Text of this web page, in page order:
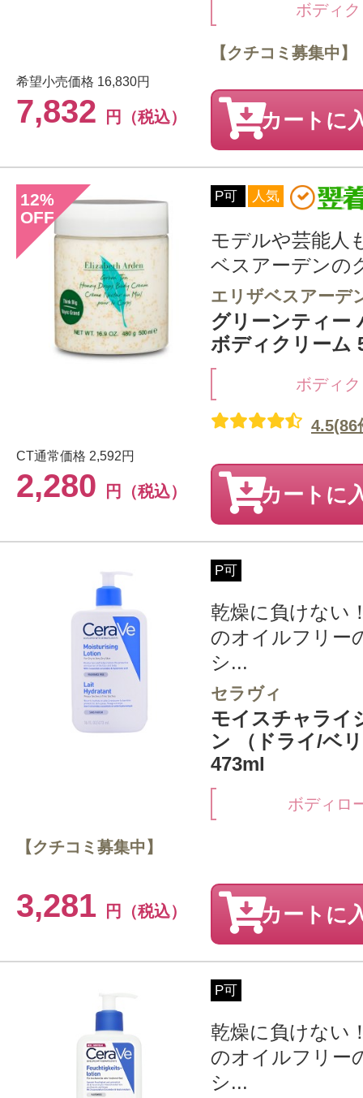
ボディ
希望小売価格 16,830円
7,832 円（税込）
【クチコミ募集中】
カートに
12%
OFF
P可 人気
モデルや芸能人
ベスアーデンの
エリザベスアーデ
グリーンティー
ボディクリーム
ボディ
CT通常価格 2,592円
2,280 円（税込）
4.5(86
カートに
P可
乾燥に負けない
のオイルフリー
シ...
セラヴィ
モイスチャライ
ン （ドライ/ベ
473ml
ボディロ
3,281 円（税込）
【クチコミ募集中】
カートに
P可
乾燥に負けない
のオイルフリー
シ...